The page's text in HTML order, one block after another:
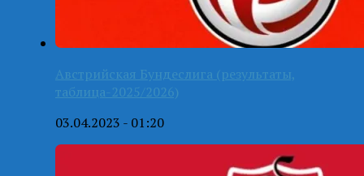
Австрийская Бундеслига (результаты,
таблица-2025/2026)
03.04.2023 - 01:20